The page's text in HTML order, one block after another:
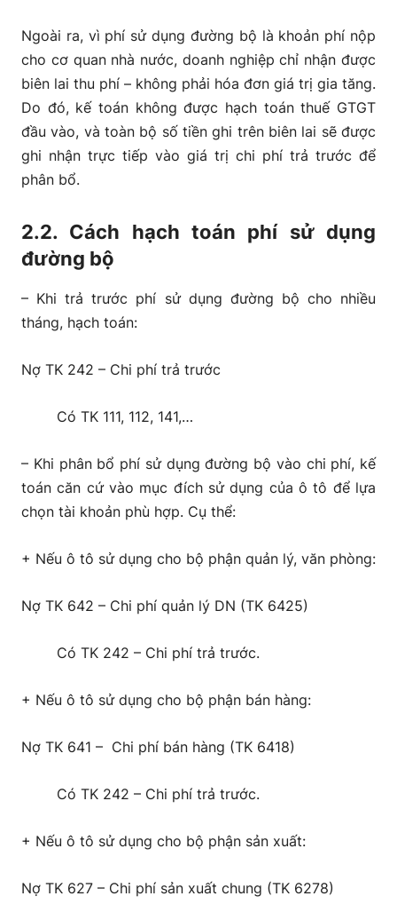
Ngoài ra, vì phí sử dụng đường bộ là khoản phí nộp
cho cơ quan nhà nước, doanh nghiệp chỉ nhận được
biên lai thu phí – không phải hóa đơn giá trị gia tăng.
Do đó, kế toán không được hạch toán thuế GTGT
đầu vào, và toàn bộ số tiền ghi trên biên lai sẽ được
ghi nhận trực tiếp vào giá trị chi phí trả trước để
phân bổ.
2.2. Cách hạch toán phí sử dụng
đường bộ
– Khi trả trước phí sử dụng đường bộ cho nhiều
tháng, hạch toán:
Nợ TK 242 – Chi phí trả trước
Có TK 111, 112, 141,…
– Khi phân bổ phí sử dụng đường bộ vào chi phí, kế
toán căn cứ vào mục đích sử dụng của ô tô để lựa
chọn tài khoản phù hợp. Cụ thể:
+ Nếu ô tô sử dụng cho bộ phận quản lý, văn phòng:
Nợ TK 642 – Chi phí quản lý DN (TK 6425)
Có TK 242 – Chi phí trả trước.
+ Nếu ô tô sử dụng cho bộ phận bán hàng:
Nợ TK 641 – Chi phí bán hàng (TK 6418)
Có TK 242 – Chi phí trả trước.
+ Nếu ô tô sử dụng cho bộ phận sản xuất:
Nợ TK 627 – Chi phí sản xuất chung (TK 6278)